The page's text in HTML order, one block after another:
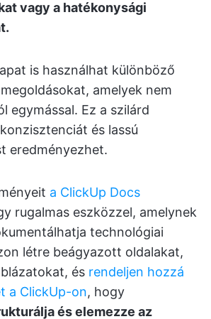
vagy a hatékonysági
is használhat különböző
amelyek nem
egymással. Ez a szilárd
és lassú
eredményezhet.
a ClickUp Docs
rugalmas eszközzel, amelynek
technológiai
létre beágyazott oldalakat,
és rendeljen hozzá
a ClickUp-on, hogy
és elemezze az